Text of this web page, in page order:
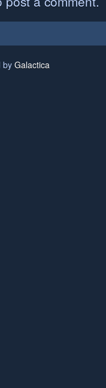
by Galactica